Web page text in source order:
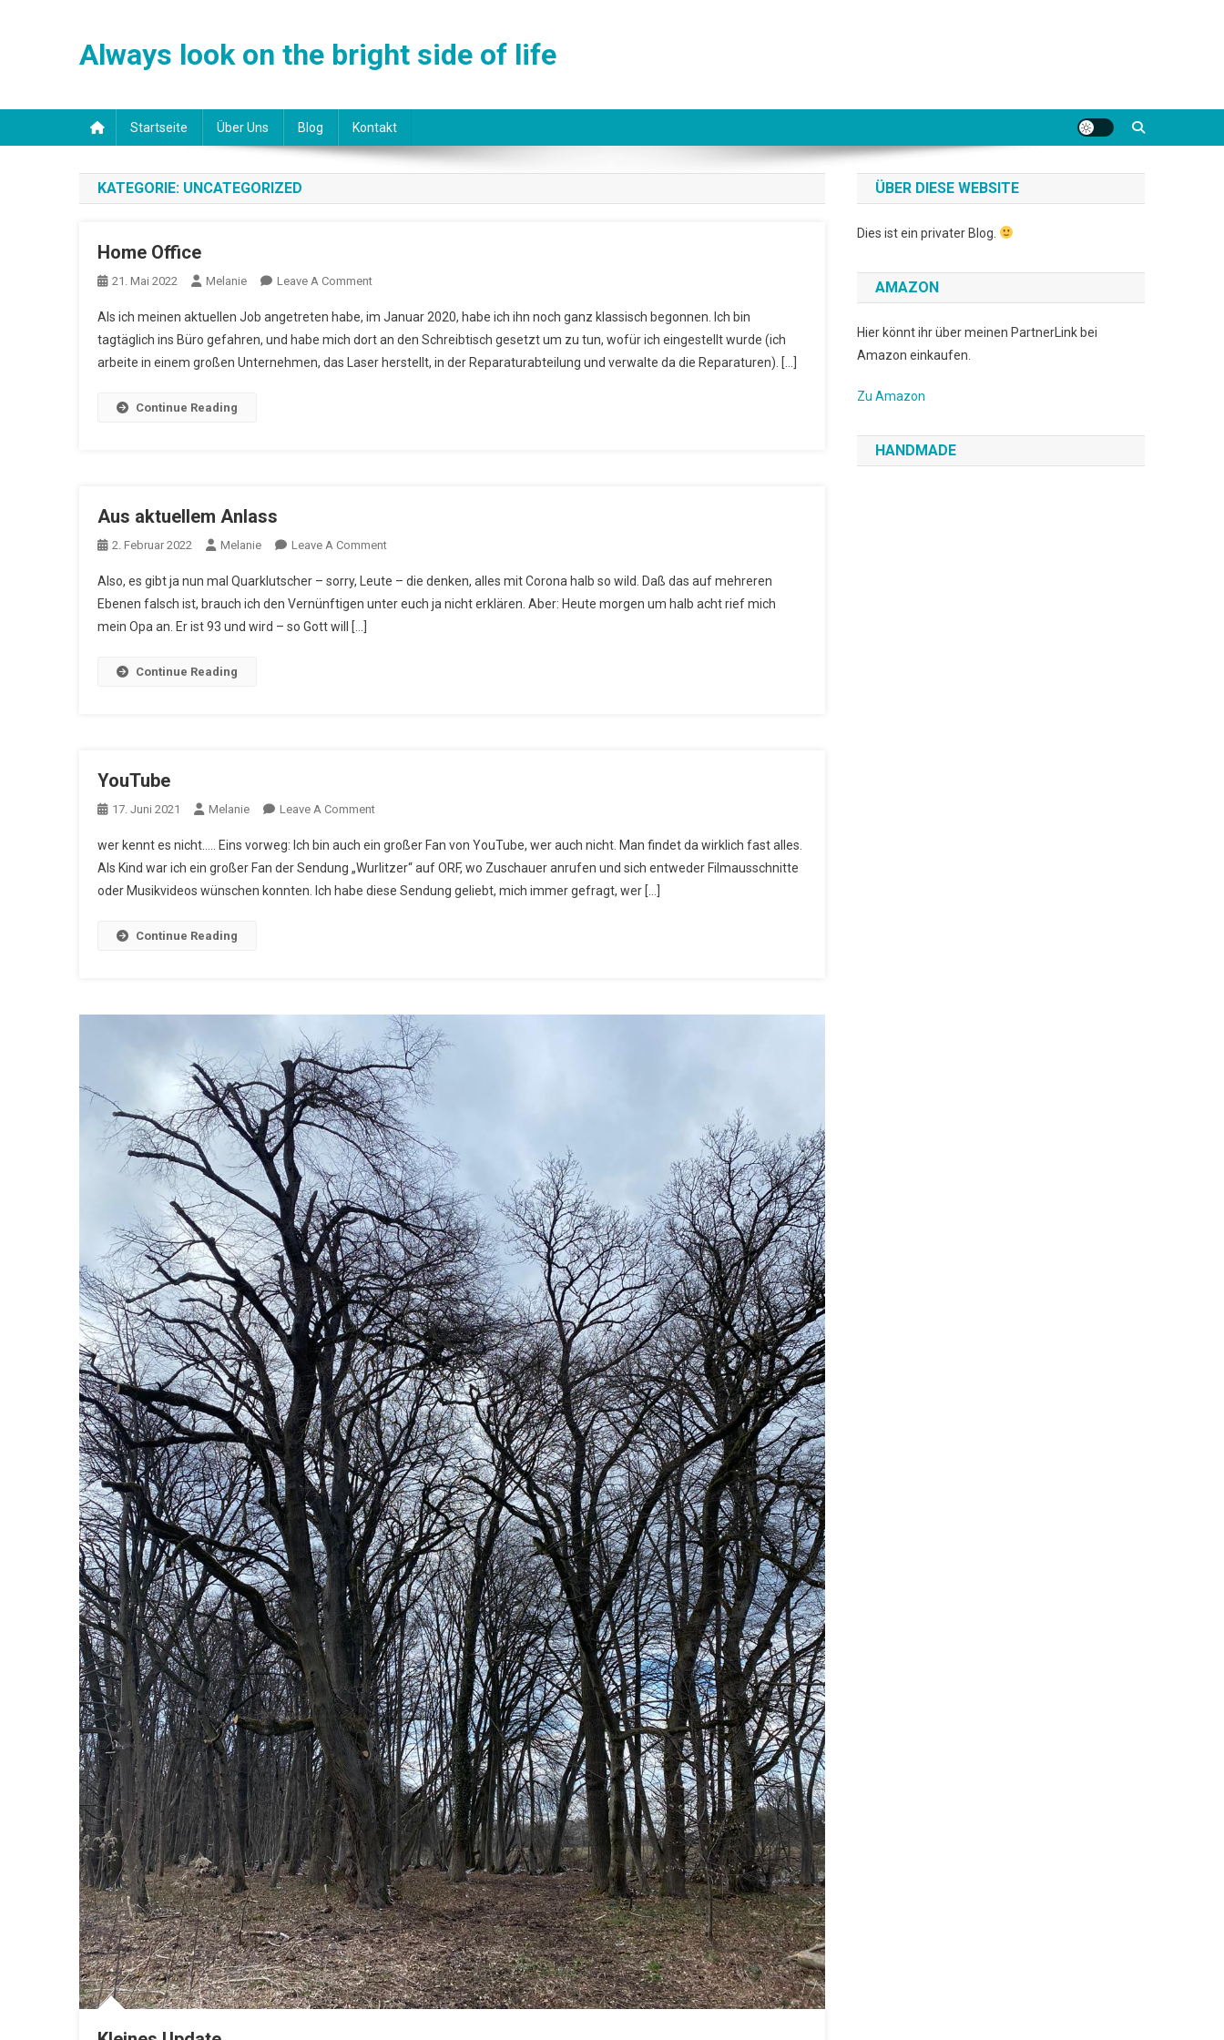
Always look on the bright side of life
Startseite Über Uns Blog Kontakt
KATEGORIE: UNCATEGORIZED
Home Office
21. Mai 2022 Melanie Leave A CommentOn
Office
Als ich meinen aktuellen Job angetreten habe, im Januar 2020, habe ich ihn noch ganz klassisch begonnen. Ich bin
tagtäglich ins Büro gefahren, und habe mich dort an den Schreibtisch gesetzt um zu tun, wofür ich eingestellt wurde (ich
arbeite in einem großen Unternehmen, das Laser herstellt, in der Reparaturabteilung und verwalte da die Reparaturen). […]
Continue Reading
Aus aktuellem Anlass
2. Februar 2022 Melanie Leave A CommentOn
Aktuellem
Anlass
Also, es gibt ja nun mal Quarklutscher – sorry, Leute – die denken, alles mit Corona halb so wild. Daß das auf mehreren
Ebenen falsch ist, brauch ich den Vernünftigen unter euch ja nicht erklären. Aber: Heute morgen um halb acht rief mich
mein Opa an. Er ist 93 und wird – so Gott will […]
Continue Reading
YouTube
17. Juni 2021 Melanie Leave A CommentOn
wer kennt es nicht….. Eins vorweg: Ich bin auch ein großer Fan von YouTube, wer auch nicht. Man findet da wirklich fast alles.
Als Kind war ich ein großer Fan der Sendung „Wurlitzer“ auf ORF, wo Zuschauer anrufen und sich entweder Filmausschnitte
oder Musikvideos wünschen konnten. Ich habe diese Sendung geliebt, mich immer gefragt, wer […]
Continue Reading
ÜBER DIESE WEBSITE
Dies ist ein privater Blog.
AMAZON
Hier könnt ihr über meinen PartnerLink bei
Amazon einkaufen.
Zu Amazon
HANDMADE